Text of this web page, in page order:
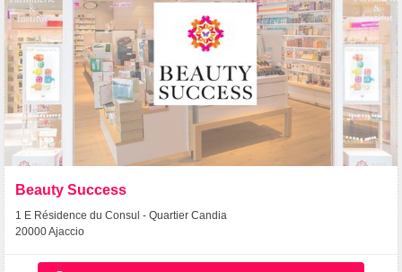
Beauty Success
1 E Résidence du Consul - Quartier Candia
20000 Ajaccio